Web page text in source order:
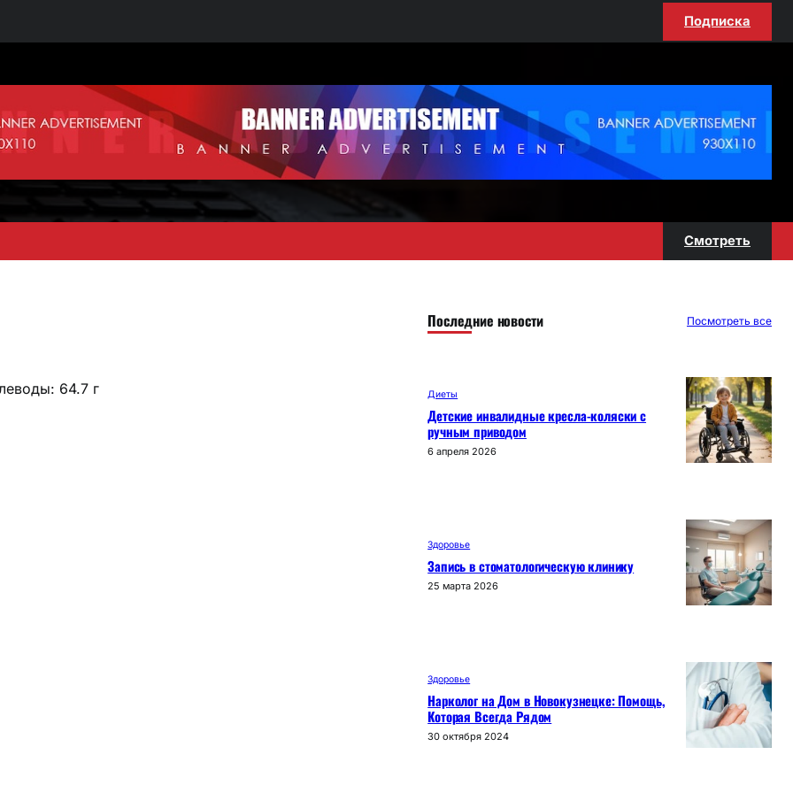
Подписка
Смотреть
64.7 г
Последние новости Посмотреть все
Диеты
Детские инвалидные кресла-коляски с
ручным приводом
6 апреля 2026
Здоровье
Запись в стоматологическую клинику
25 марта 2026
Здоровье
Нарколог на Дом в Новокузнецке: Помощь,
Которая Всегда Рядом
30 октября 2024